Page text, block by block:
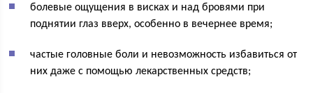
болевые ощущения в висках и над бровями при
поднятии глаз вверх, особенно в вечернее время;
частые головные боли и невозможность избавиться от
них даже с помощью лекарственных средств;